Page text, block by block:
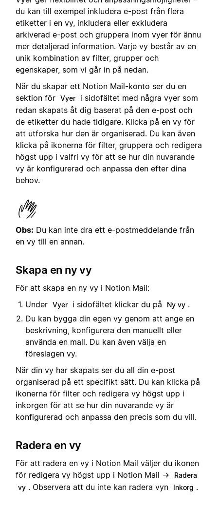
du kan till exempel inkludera e-post från flera
etiketter i en vy, inkludera eller exkludera
arkiverad e-post och gruppera inom vyer för ännu
mer detaljerad information. Varje vy består av en
unik kombination av filter, grupper och
egenskaper, som vi går in på nedan.
När du skapar ett Notion Mail-konto ser du en
sektion för Vyer
i sidofältet med några vyer som
redan skapats åt dig baserat på den e-post och
de etiketter du hade tidigare. Klicka på en vy för
att utforska hur den är organiserad. Du kan även
klicka på ikonerna för filter, gruppera och redigera
högst upp i valfri vy för att se hur din nuvarande
vy är konfigurerad och anpassa den efter dina
behov.
Obs: Du kan inte dra ett e-postmeddelande från
en vy till en annan.
Skapa en ny vy
För att skapa en ny vy i Notion Mail:
Under Vyer i sidofältet klickar du på Ny vy .
Du kan bygga din egen vy genom att ange en
beskrivning, konfigurera den manuellt eller
använda en mall. Du kan även välja en
föreslagen vy.
När din vy har skapats ser du all din e-post
organiserad på ett specifikt sätt. Du kan klicka på
ikonerna för filter och redigera vy högst upp i
inkorgen för att se hur din nuvarande vy är
konfigurerad och anpassa den precis som du vill.
Radera en vy
För att radera en vy i Notion Mail väljer du ikonen
för redigera vy högst upp i Notion Mail →
Radera
vy . Observera att du inte kan radera vyn Inkorg .